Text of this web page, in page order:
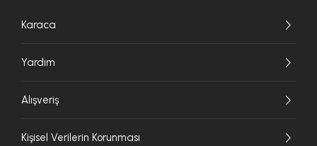
Karaca
Yardım
Alışveriş
Kişisel Verilerin Korunması